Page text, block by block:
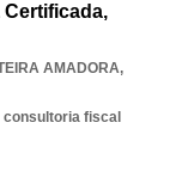
AMADORA,
fiscal